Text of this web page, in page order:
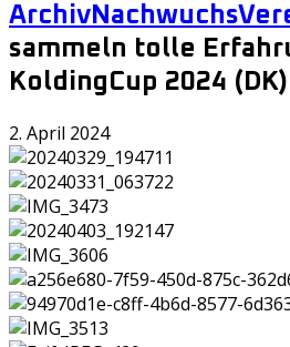
Archiv Nachwuchs
sammeln tolle
KoldingCup 2024 (DK)
2. April 2024